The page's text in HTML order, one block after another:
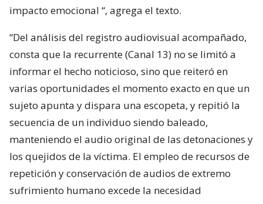
impacto emocional “, agrega el texto.
“Del análisis del registro audiovisual acompañado,
consta que la recurrente (Canal 13) no se limitó a
informar el hecho noticioso, sino que reiteró en
varias oportunidades el momento exacto en que un
sujeto apunta y dispara una escopeta, y repitió la
secuencia de un individuo siendo baleado,
manteniendo el audio original de las detonaciones y
los quejidos de la víctima. El empleo de recursos de
repetición y conservación de audios de extremo
sufrimiento humano excede la necesidad